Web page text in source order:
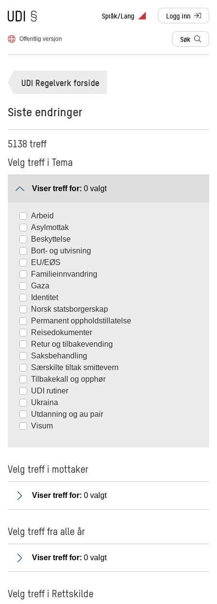
Til forsiden Språk/Lang Logg inn
, sendes til
Offentlig versjon Søk
UDI Regelverk forside
Siste endringer
5138 treff
Velg treff i Tema
Viser treff for: 0 valgt
Arbeid
Asylmottak
Beskyttelse
Bort- og utvisning
EU/EØS
Familieinnvandring
Gaza
Identitet
Norsk statsborgerskap
Permanent oppholdstillatelse
Reisedokumenter
Retur og tilbakevending
Saksbehandling
Særskilte tiltak smittevern
Tilbakekall og opphør
UDI rutiner
Ukraina
Utdanning og au pair
Visum
Velg treff i mottaker
Viser treff for: 0 valgt
Velg treff fra alle år
Viser treff for: 0 valgt
Velg treff i Rettskilde